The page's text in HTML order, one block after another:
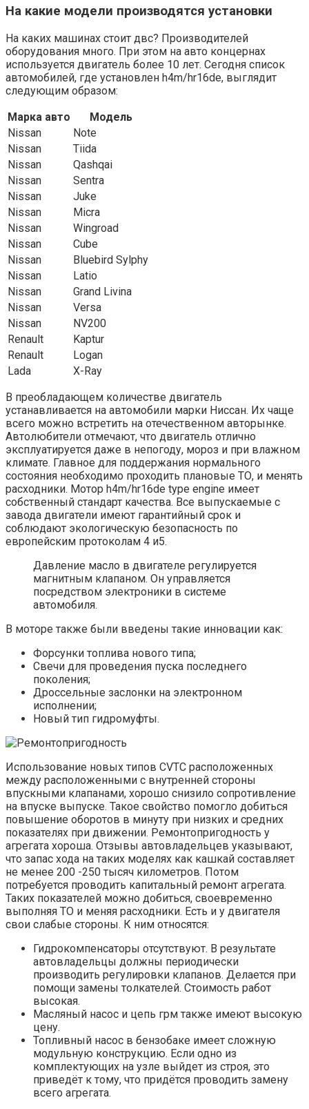
На какие модели производятся установки
На каких машинах стоит двс? Производителей
оборудования много. При этом на авто концернах
используется двигатель более 10 лет. Сегодня список
автомобилей, где установлен h4m/hr16de, выглядит
следующим образом:
Марка авто
Модель
Nissan
Note
Nissan
Tiida
Nissan
Qashqai
Nissan
Sentra
Nissan
Juke
Nissan
Micra
Nissan
Wingroad
Nissan
Cube
Nissan
Bluebird Sylphy
Nissan
Latio
Nissan
Grand Livina
Nissan
Versa
Nissan
NV200
Renault
Kaptur
Renault
Logan
Lada
X-Ray
В преобладающем количестве двигатель
устанавливается на автомобили марки Ниссан. Их чаще
всего можно встретить на отечественном авторынке.
Автолюбители отмечают, что двигатель отлично
эксплуатируется даже в непогоду, мороз и при влажном
климате. Главное для поддержания нормального
состояния необходимо проходить плановые ТО, и менять
расходники. Мотор h4m/hr16de type engine имеет
собственный стандарт качества. Все выпускаемые с
завода двигатели имеют гарантийный срок и
соблюдают экологическую безопасность по
европейским протоколам 4 и5.
Давление масло в двигателе регулируется
магнитным клапаном. Он управляется
посредством электроники в системе
автомобиля.
В моторе также были введены такие инновации как:
Форсунки топлива нового типа;
Свечи для проведения пуска последнего
поколения;
Дроссельные заслонки на электронном
исполнении;
Новый тип гидромуфты.
Использование новых типов CVTC расположенных
между расположенными с внутренней стороны
впускными клапанами, хорошо снизило сопротивление
на впуске выпуске. Такое свойство помогло добиться
повышение оборотов в минуту при низких и средних
показателях при движении. Ремонтопригодность у
агрегата хороша. Отзывы автовладельцев указывают,
что запас хода на таких моделях как кашкай составляет
не менее 200 -250 тысяч километров. Потом
потребуется проводить капитальный ремонт агрегата.
Таких показателей можно добиться, своевременно
выполняя ТО и меняя расходники. Есть и у двигателя
свои слабые стороны. К ним относятся:
Гидрокомпенсаторы отсутствуют. В результате
автовладельцы должны периодически
производить регулировки клапанов. Делается при
помощи замены толкателей. Стоимость работ
высокая.
Масляный насос и цепь грм также имеют высокую
цену.
Топливный насос в бензобаке имеет сложную
модульную конструкцию. Если одно из
комплектующих на узле выйдет из строя, это
приведёт к тому, что придётся проводить замену
всего агрегата.